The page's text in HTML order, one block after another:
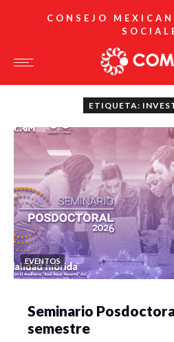
CONSEJO
ETIQUETA:
EVENTOS
Seminario
semestre